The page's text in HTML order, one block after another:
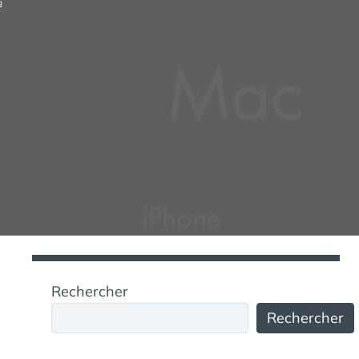
Rechercher
Rechercher